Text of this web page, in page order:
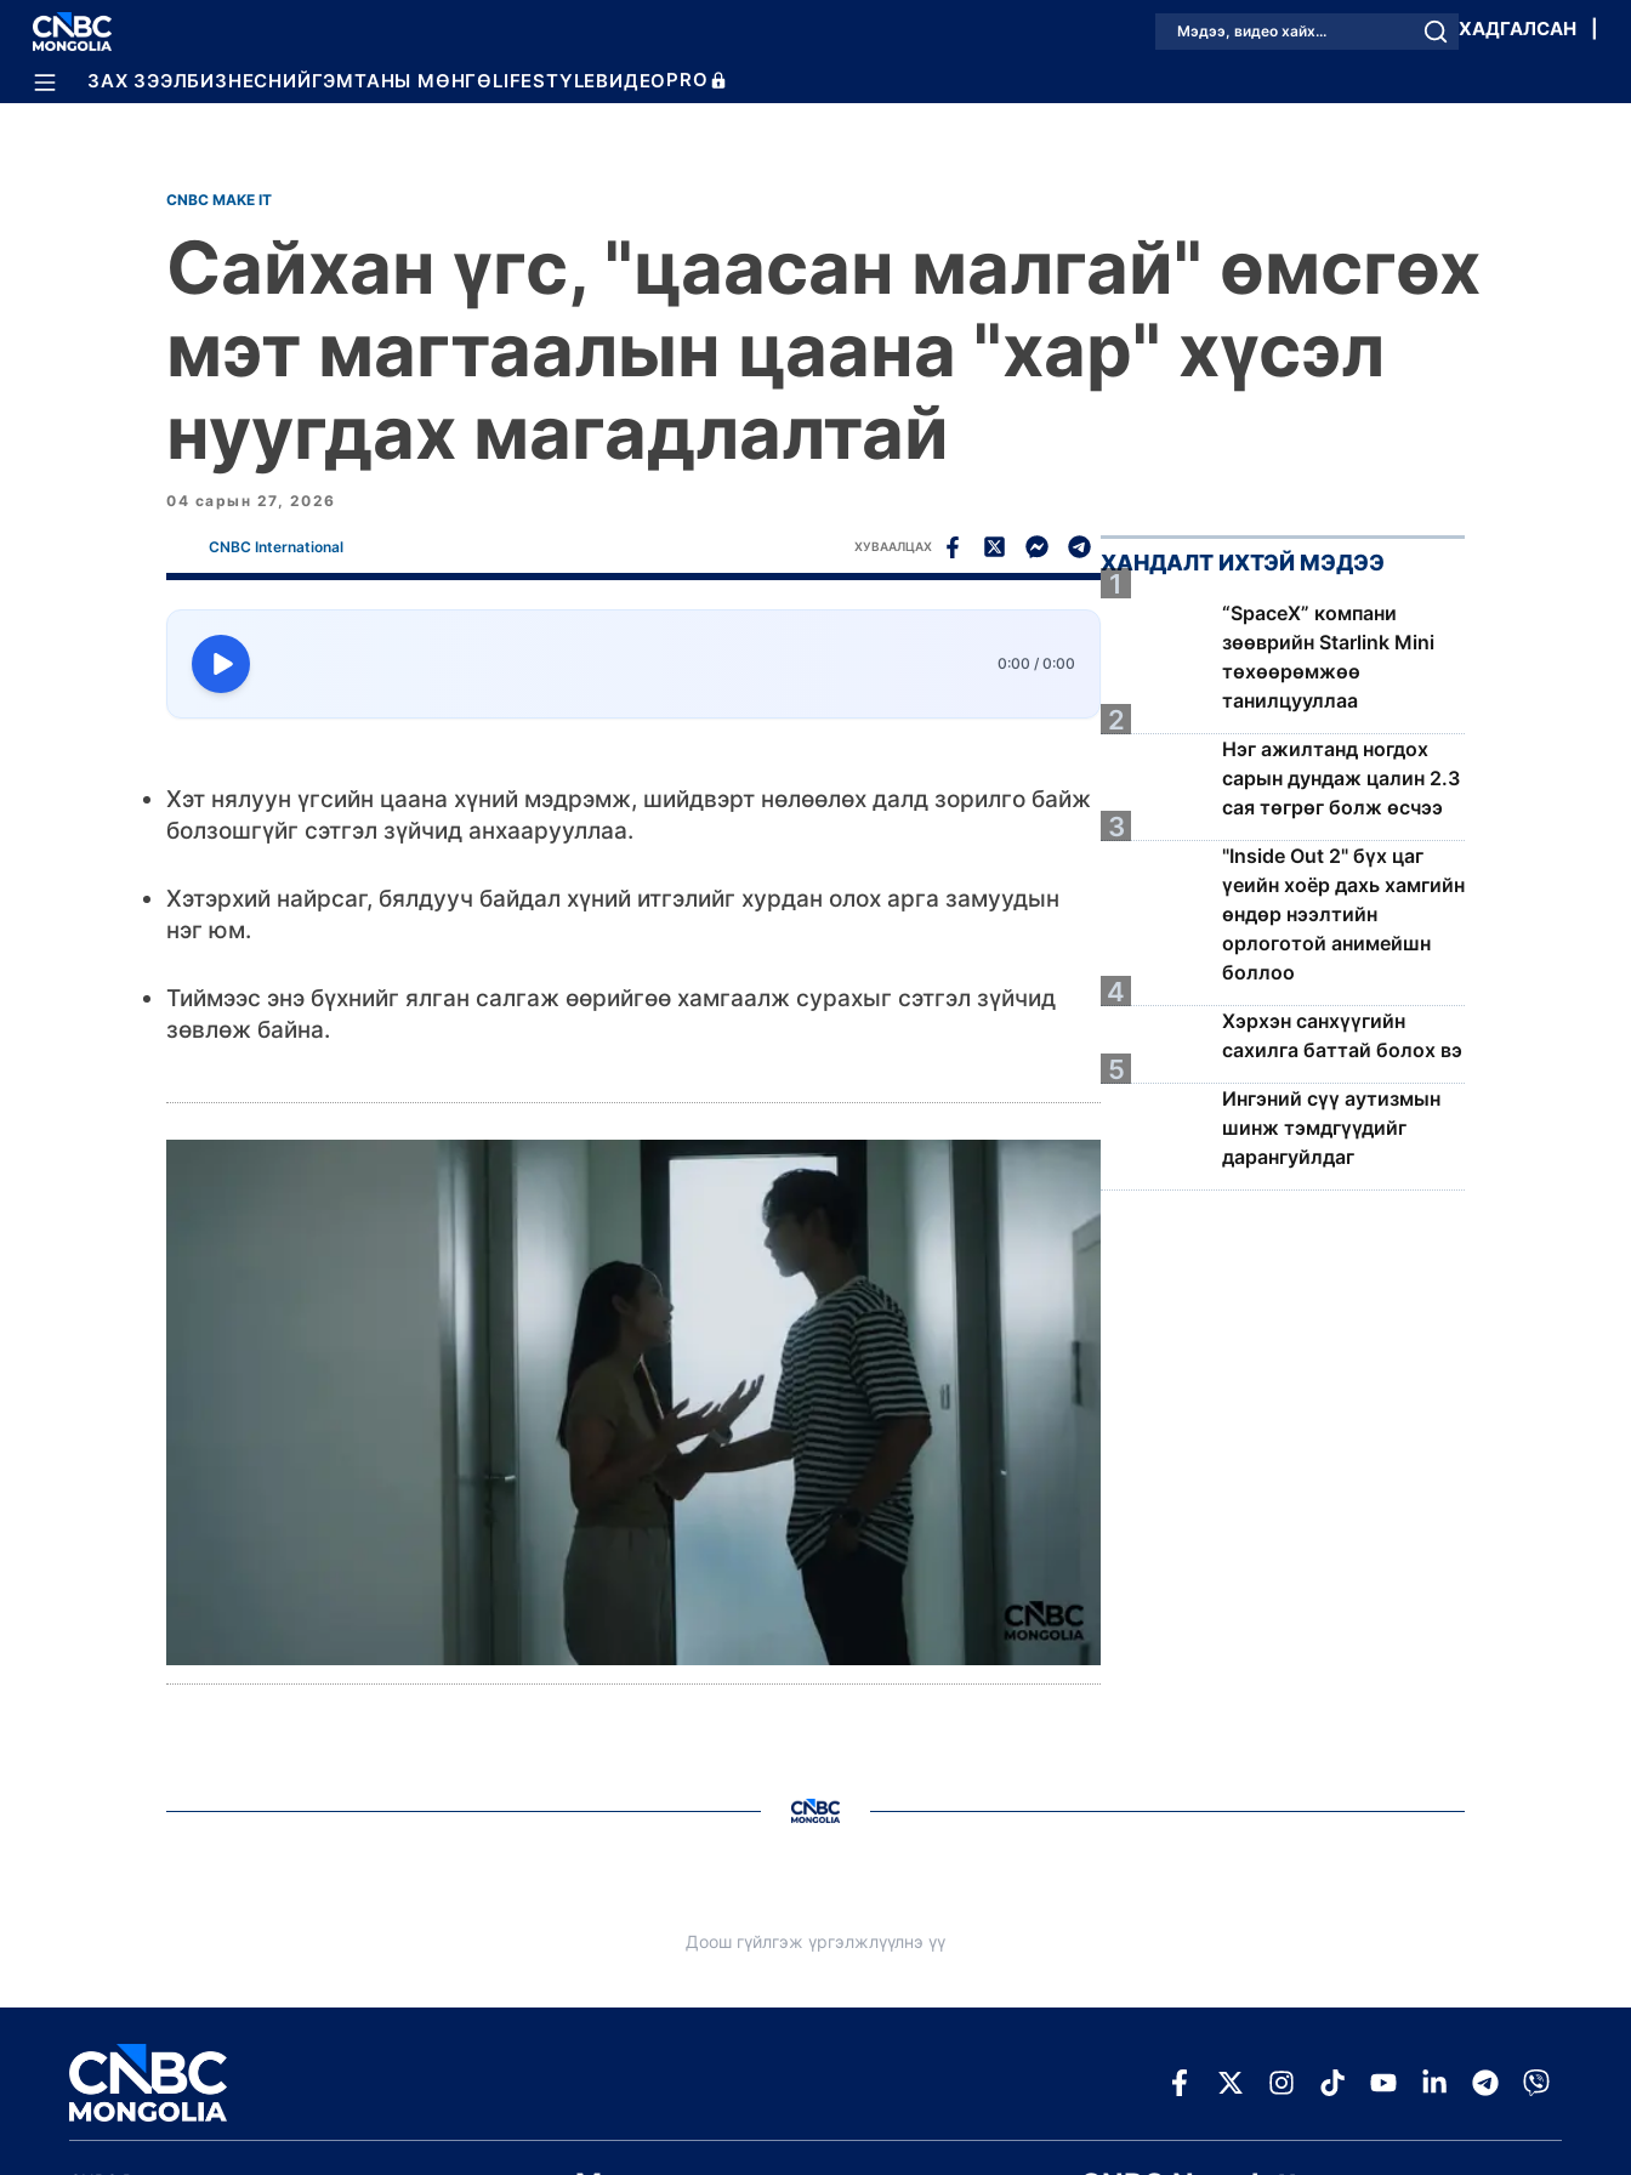
BREAKING
Мэдээ, видео хайх... ХАДГАЛСАН
ЗАХ ЗЭЭЛБИЗНЕСНИЙГЭМТАНЫ МӨНГӨLIFESTYLEВИДЕОPRO
CNBC MAKE IT
Сайхан үгс, "цаасан малгай" өмсгөх
мэт магтаалын цаана "хар" хүсэл
нуугдах магадлалтай
04 сарын 27, 2026
CNBC International ХУВААЛЦАХ
0:00 / 0:00
Хэт нялуун үгсийн цаана хүний мэдрэмж, шийдвэрт нөлөөлөх далд зорилго байж
болзошгүйг сэтгэл зүйчид анхаарууллаа.
Хэтэрхий найрсаг, бялдууч байдал хүний итгэлийг хурдан олох арга замуудын
нэг юм.
Тиймээс энэ бүхнийг ялган салгаж өөрийгөө хамгаалж сурахыг сэтгэл зүйчид
зөвлөж байна.
ХАНДАЛТ ИХТЭЙ МЭДЭЭ
1
“SpaceX” компани
зөөврийн Starlink Mini
төхөөрөмжөө
танилцууллаа
2
Нэг ажилтанд ногдох
сарын дундаж цалин 2.3
сая төгрөг болж өсчээ
3
"Inside Out 2" бүх цаг
үеийн хоёр дахь хамгийн
өндөр нээлтийн
орлоготой анимейшн
боллоо
4
Хэрхэн санхүүгийн
сахилга баттай болох вэ
5
Ингэний сүү аутизмын
шинж тэмдгүүдийг
дарангуйлдаг
Доош гүйлгэж үргэлжлүүлнэ үү